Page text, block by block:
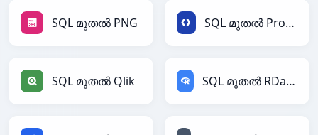
SQL മുതൽ PNG SQL മുതൽ Protobuf
SQL മുതൽ Qlik SQL മുതൽ RDataFrame